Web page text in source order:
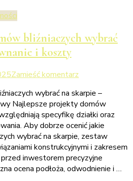
bliźniaczych wybrać
i koszty
Zamieść komentarz
Jakie
projekty
domów
bliźniaczych
wybrać
na
skarpie
–
wybrać na skarpie –
Najlepsze projekty domów
specyfikę działki oraz
Aby dobrze ocenić jakie
wybrać na skarpie, zestaw
konstrukcyjnymi i zakresem
inwestorem precyzyjne
ocena podłoża, odwodnienie i …